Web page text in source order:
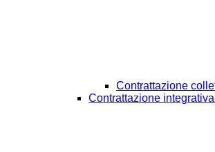
Contrattazione
Contrattazione integrativa